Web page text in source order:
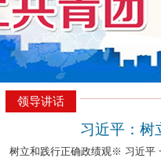
领导讲话
习近平：树
树立和践行正确政绩观※ 习近平